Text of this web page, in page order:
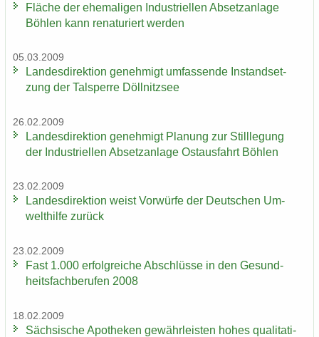
Flä­che der ehe­ma­li­gen In­dus­tri­el­len Ab­setz­an­la­ge
Böh­len kann re­na­tu­riert wer­den
05.03.2009
Lan­des­di­rek­ti­on ge­neh­migt um­fas­sen­de In­stand­set­
zung der Tal­sper­re Döll­nitz­see
26.02.2009
Lan­des­di­rek­ti­on ge­neh­migt Pla­nung zur Still­le­gung
der In­dus­tri­el­len Ab­setz­an­la­ge Ost­aus­fahrt Böh­len
23.02.2009
Lan­des­di­rek­ti­on weist Vor­wür­fe der Deut­schen Um­
welt­hil­fe zu­rück
23.02.2009
Fast 1.000 er­folg­rei­che Ab­schlüs­se in den Ge­sund­
heits­fach­be­ru­fen 2008
18.02.2009
Säch­si­sche Apo­the­ken ge­währ­leis­ten hohes qua­li­ta­ti­